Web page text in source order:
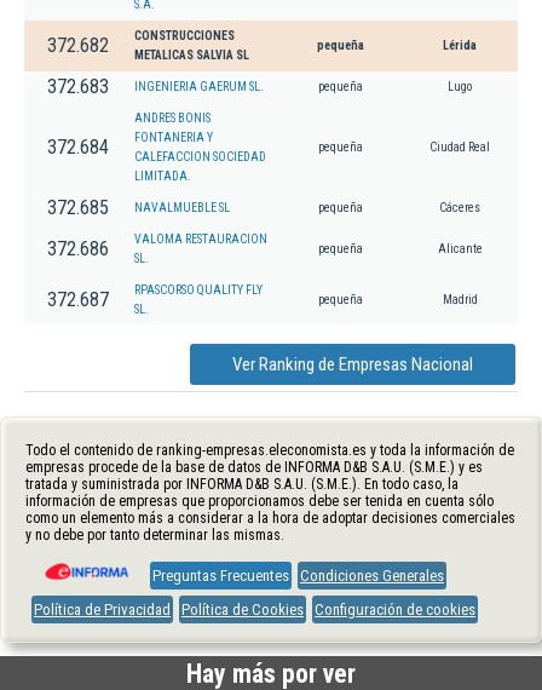
S.A.
372.682
CONSTRUCCIONES
METALICAS SALVIA SL
pequeña Lérida
372.683 INGENIERIA GAERUM SL. pequeña Lugo
372.684
ANDRES BONIS
FONTANERIA Y
CALEFACCION SOCIEDAD
LIMITADA.
pequeña Ciudad Real
372.685 NAVALMUEBLE SL pequeña Cáceres
372.686
VALOMA RESTAURACION
SL.
pequeña Alicante
372.687
RPASCORSO QUALITY FLY
SL.
pequeña Madrid
Ver Ranking de Empresas Nacional
Todo el contenido de ranking-empresas.eleconomista.es y toda la información de
empresas procede de la base de datos de INFORMA D&B S.A.U. (S.M.E.) y es
tratada y suministrada por INFORMA D&B S.A.U. (S.M.E.). En todo caso, la
información de empresas que proporcionamos debe ser tenida en cuenta sólo
como un elemento más a considerar a la hora de adoptar decisiones comerciales
y no debe por tanto determinar las mismas.
Preguntas Frecuentes Condiciones Generales
Política de Privacidad
Política de Cookies Configuración de cookies
Hay más por ver